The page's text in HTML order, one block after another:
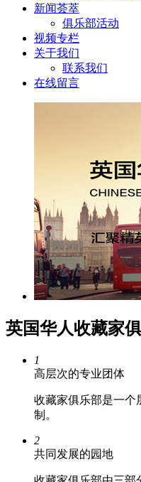
新闻荟萃
俱乐部活动
视频专栏
关于我们
联系我们
在线留言
英国华人收藏家
1
高层次的专业团体
收藏家俱乐部是一个
制。
2
共同发展的园地